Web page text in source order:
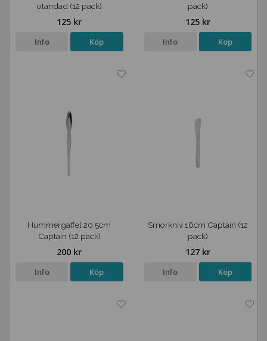
otandad (12 pack)
125 kr
Info Köp
pack)
125 kr
Info Köp
Hummergaffel 20,5cm
Captain (12 pack)
200 kr
Info Köp
Smörkniv 16cm Captain (12
pack)
127 kr
Info Köp